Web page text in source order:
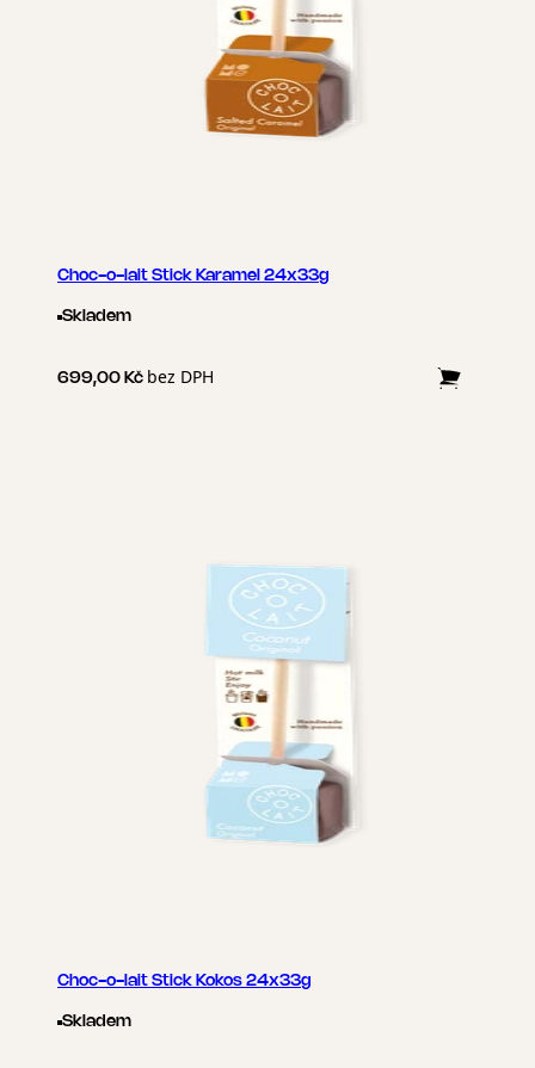
Choc-o-lait Stick Karamel 24x33g
Skladem
699,00 Kč bez DPH
Choc-o-lait Stick Kokos 24x33g
Skladem